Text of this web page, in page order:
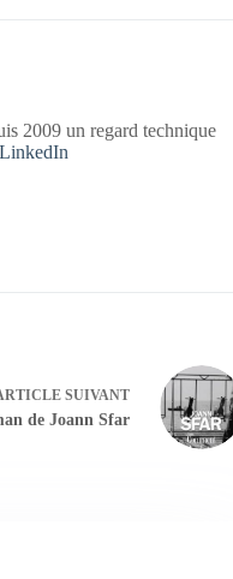
2009 un regard technique
SUIVANT
de Joann Sfar